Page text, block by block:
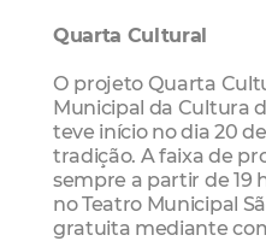
Quarta Cultural
O projeto Quarta
Municipal da Cultura
teve início no dia 20
tradição. A faixa de
sempre a partir de 19
no Teatro Municipal
gratuita mediante